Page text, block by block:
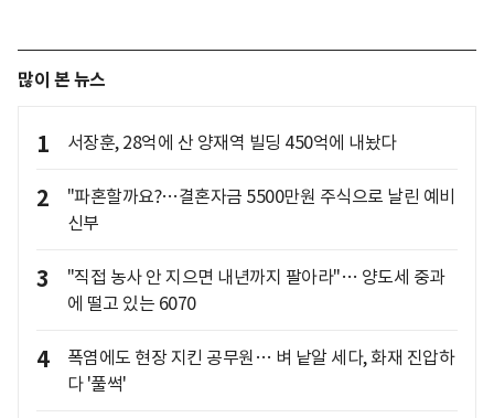
많이 본 뉴스
1 서장훈, 28억에 산 양재역 빌딩 450억에 내놨다
2
"파혼할까요?…결혼자금 5500만원 주식으로 날린 예비
신부
3
"직접 농사 안 지으면 내년까지 팔아라"… 양도세 중과
에 떨고 있는 6070
4
폭염에도 현장 지킨 공무원… 벼 낱알 세다, 화재 진압하
다 '풀썩'